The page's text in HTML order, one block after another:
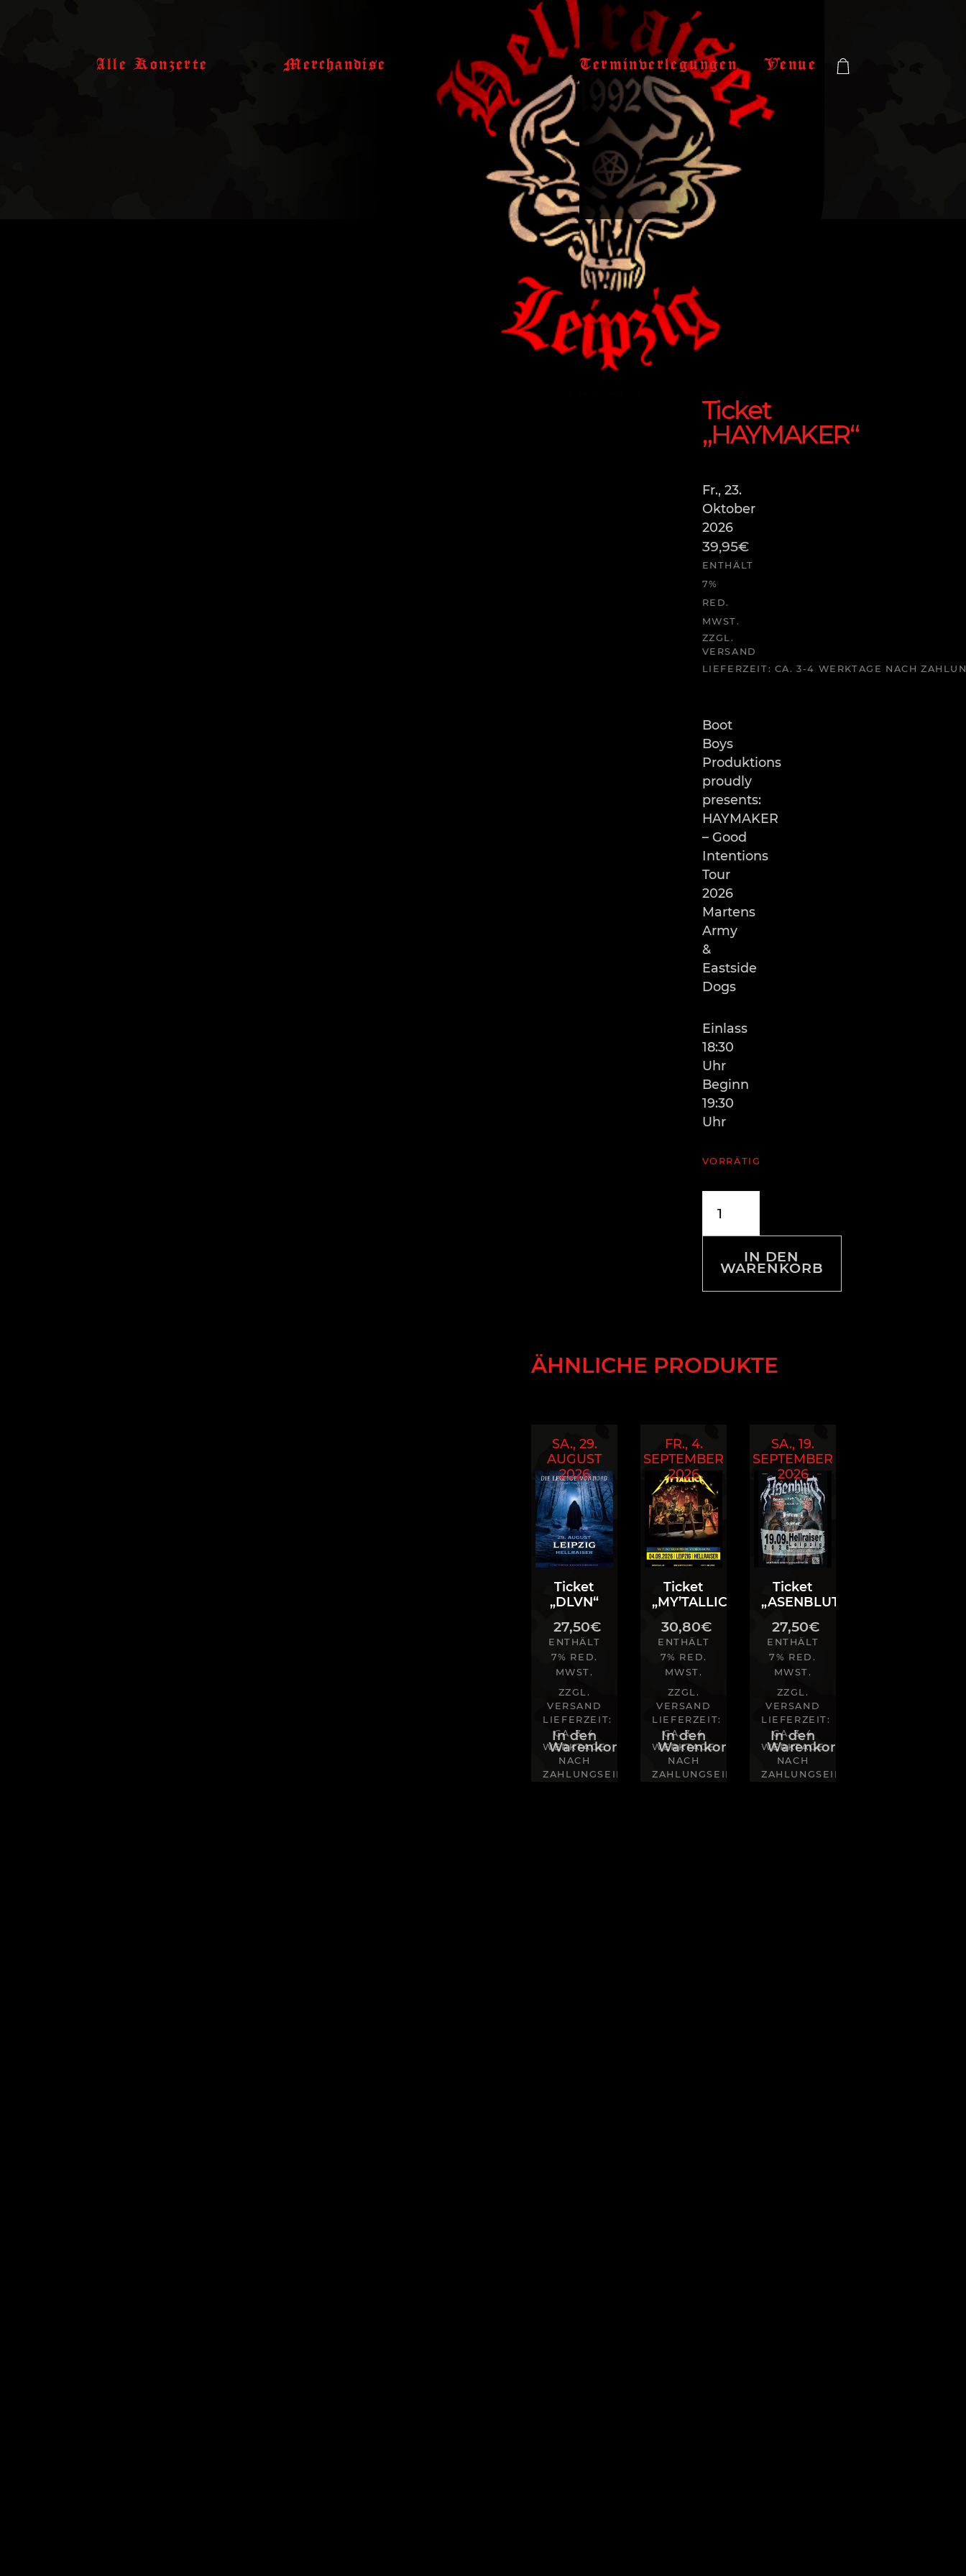
Alle Konzerte Merchandise Terminverlegungen Venue
Ticket
„HAYMAKER“
Fr., 23.
Oktober
2026
39,95€
ENTHÄLT
7%
RED.
MWST.
ZZGL.
VERSAND
LIEFERZEIT: CA. 3-4 WERKTAGE NACH
Boot
Boys
Produktions
proudly
presents:
HAYMAKER
– Good
Intentions
Tour
2026
Martens
Army
&
Eastside
Dogs
Einlass
18:30
Uhr
Beginn
19:30
Uhr
VORRÄTIG
"HAYMAKER"
Menge
IN DEN
WARENKORB
ÄHNLICHE PRODUKTE
Ticket
„DLVN“
27,50€
ENTHÄLT
7% RED.
MWST.
ZZGL.
VERSAND
LIEFERZEIT:
CA. 3-4
WERKTAGE
NACH
ZAHLUNGSEINGANG
In den
Warenkorb
SA., 29.
AUGUST
2026
Ticket
„MY’TALLICA“
30,80€
ENTHÄLT
7% RED.
MWST.
ZZGL.
VERSAND
LIEFERZEIT:
CA. 3-4
WERKTAGE
NACH
ZAHLUNGSEINGANG
In den
Warenkorb
FR., 4.
SEPTEMBER
2026
Ticket
„ASENBLUT“
27,50€
ENTHÄLT
7% RED.
MWST.
ZZGL.
VERSAND
LIEFERZEIT:
CA. 3-4
WERKTAGE
NACH
ZAHLUNGSEINGANG
In den
Warenkorb
SA., 19.
SEPTEMBER
2026